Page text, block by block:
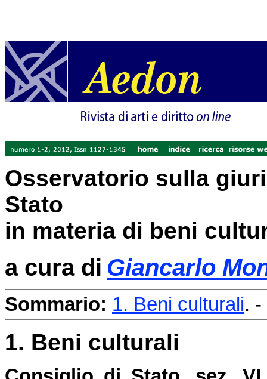
Osservatorio sulla
Stato
in materia di beni
a cura di Giancarlo
Sommario: 1. Beni culturali. -
1. Beni culturali